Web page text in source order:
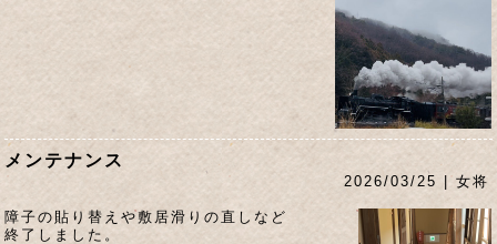
メンテナンス
2026/03/25 | 女将
障子の貼り替えや敷居滑りの直しなど
終了しました。